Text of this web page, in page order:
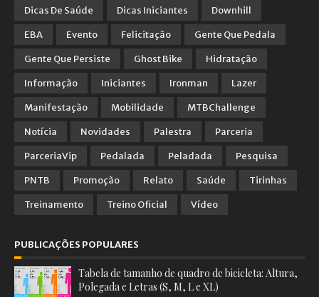
Dicas De Saúde
Dicas Iniciantes
Downhill
EBA
Evento Felicitação
Gente Que Pedala
Gente Que Persiste
Ghost Bike
Hidratação
Informação
Iniciantes Ironman
Lazer
Manifestação
Mobilidade
MTBChallenge
Notícia
Novidades Palestra
Parceria
ParceriaVip
Pedalada Peladada
Pesquisa
PNTB
Promoção Relato Saúde
Tirinhas
Treinamento
Treino Oficial Vídeo
PUBLICAÇÕES POPULARES
Tabela de tamanho de quadro de bicicleta: Altura,
Polegada e Letras (S, M, L e XL)